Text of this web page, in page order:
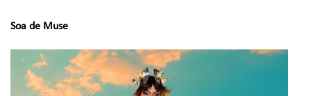
Soa de Muse